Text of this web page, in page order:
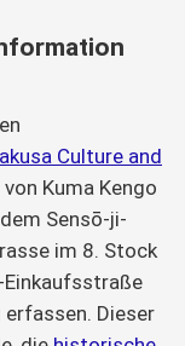
Culture and
Kuma Kengo
Sensō-ji-
im 8. Stock
Einkaufsstraße
Dieser